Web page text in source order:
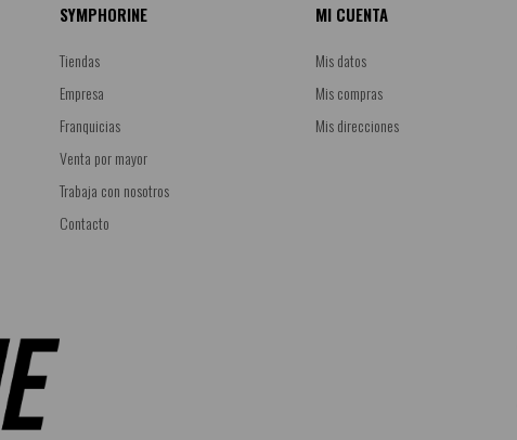
SYMPHORINE
Tiendas
Empresa
Franquicias
Venta por mayor
Trabaja con nosotros
Contacto
MI CUENTA
Mis datos
Mis compras
Mis direcciones